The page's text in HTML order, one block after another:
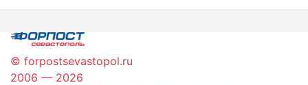
© forpostsevastopol.ru
2006 — 2026